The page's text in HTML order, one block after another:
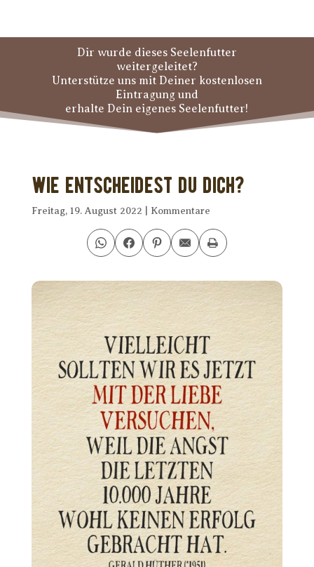
Dir wurde dieses Seelenfutter
weitergeleitet?
Unterstütze uns mit Deiner kostenlosen
Eintragung und
erhalte Dein eigenes Seelenfutter!
Wie entscheidest Du Dich?
Freitag, 19. August 2022 Kommentare